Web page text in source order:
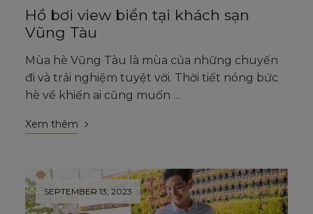
Hồ bơi view biển tại khách sạn
Vũng Tàu
Mùa hè Vũng Tàu là mùa của những chuyến
đi và trải nghiệm tuyệt vời. Thời tiết nóng bức
hè về khiến ai cũng muốn …
Xem thêm
SEPTEMBER 13, 2023